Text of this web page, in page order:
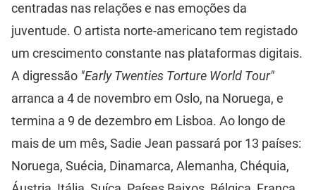
centradas nas relações e nas emoções da
juventude. O artista norte-americano tem registado
um crescimento constante nas plataformas digitais.
A digressão "Early Twenties Torture World Tour"
arranca a 4 de novembro em Oslo, na Noruega, e
termina a 9 de dezembro em Lisboa. Ao longo de
mais de um mês, Sadie Jean passará por 13 países:
Noruega, Suécia, Dinamarca, Alemanha, Chéquia,